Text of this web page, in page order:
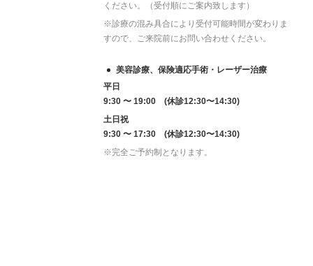
ください。（受付順にご案内致します）
※診療の混み具合により受付可能時間が変わりま
すので、ご来院前にお問い合わせください。
美容診療、保険適応手術・レーザー治療
平日
9:30 〜 19:00 (休診12:30〜14:30)
土日祝
9:30 〜 17:30 (休診12:30〜14:30)
※完全ご予約制となります。